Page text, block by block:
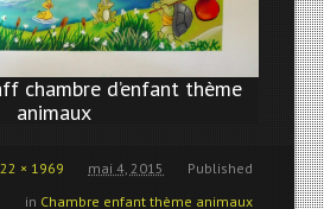
chambre d’enfant thème
animaux
Published
mai 4, 2015
× 1969
in Chambre enfant thème animaux